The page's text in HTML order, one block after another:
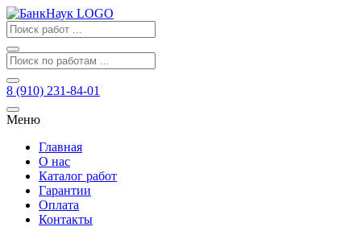
8 (910) 231-84-01
Меню
Главная
О нас
Каталог работ
Гарантии
Оплата
Контакты